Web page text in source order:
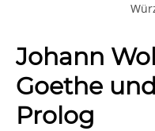
Johann
Goethe
Prolog